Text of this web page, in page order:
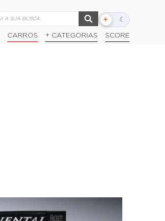
☀ ☾
Alternar
escuro
CARROS + CATEGORIAS SCORE